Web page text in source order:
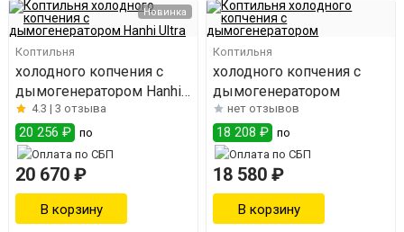
Новинка
Коптильня
холодного копчения с
дымогенератором Hanhi
Ultra
4.3 | 3 отзыва
20 256 ₽ по
20 670 ₽
Коптильня
холодного копчения с
дымогенератором
нет отзывов
18 208 ₽ по
18 580 ₽